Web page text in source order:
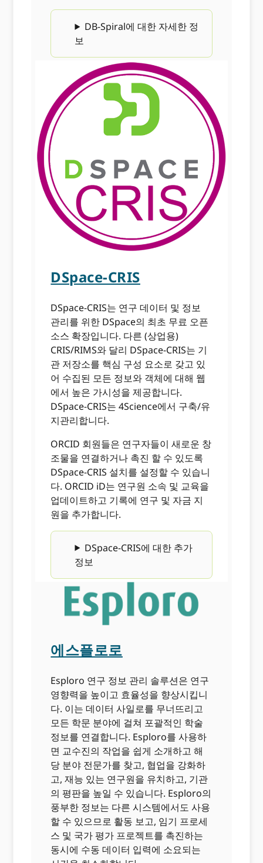
DB-Spiral에 대한 자세한 정
보
DSpace-CRIS
DSpace-CRIS는 연구 데이터 및 정보
관리를 위한 DSpace의 최초 무료 오픈
소스 확장입니다. 다른 (상업용)
CRIS/RIMS와 달리 DSpace-CRIS는 기
관 저장소를 핵심 구성 요소로 갖고 있
어 수집된 모든 정보와 객체에 대해 웹
에서 높은 가시성을 제공합니다.
DSpace-CRIS는 4Science에서 구축/유
지관리합니다.
ORCID 회원들은 연구자들이 새로운 창
조물을 연결하거나 촉진 할 수 있도록
DSpace-CRIS 설치를 설정할 수 있습니
다. ORCID iD는 연구원 소속 및 교육을
업데이트하고 기록에 연구 및 자금 지
원을 추가합니다.
DSpace-CRIS에 대한 추가
정보
에스플로로
Esploro 연구 정보 관리 솔루션은 연구
영향력을 높이고 효율성을 향상시킵니
다. 이는 데이터 사일로를 무너뜨리고
모든 학문 분야에 걸쳐 포괄적인 학술
정보를 연결합니다. Esploro를 사용하
면 교수진의 작업을 쉽게 소개하고 해
당 분야 전문가를 찾고, 협업을 강화하
고, 재능 있는 연구원을 유치하고, 기관
의 평판을 높일 수 있습니다. Esploro의
풍부한 정보는 다른 시스템에서도 사용
할 수 있으므로 활동 보고, 임기 프로세
스 및 국가 평가 프로젝트를 촉진하는
동시에 수동 데이터 입력에 소요되는